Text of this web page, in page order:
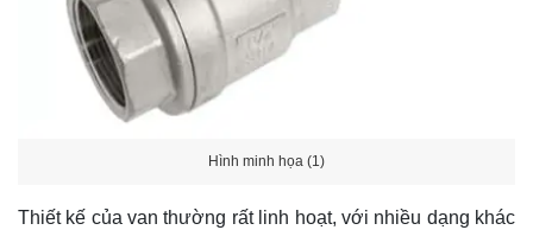
Hình minh họa (1)
Thiết kế của van thường rất linh hoạt, với nhiều dạng khác